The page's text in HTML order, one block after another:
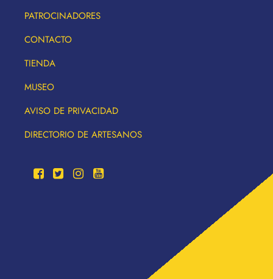
PATROCINADORES
CONTACTO
TIENDA
MUSEO
AVISO DE PRIVACIDAD
DIRECTORIO DE ARTESANOS